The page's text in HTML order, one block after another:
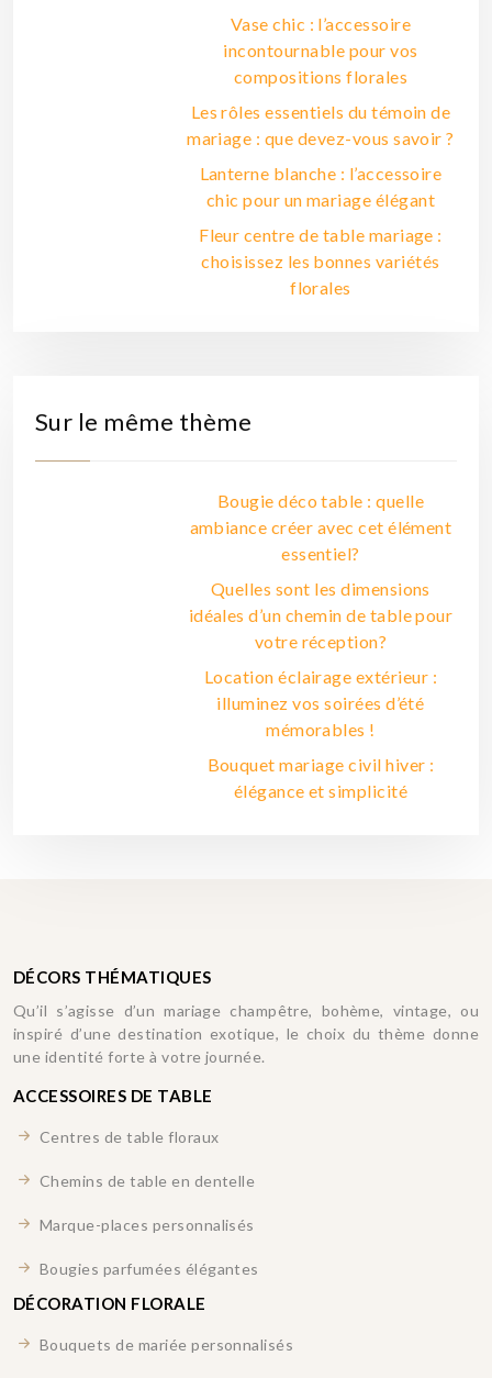
Vase chic : l’accessoire
incontournable pour vos
compositions florales
Les rôles essentiels du témoin de
mariage : que devez-vous savoir ?
Lanterne blanche : l’accessoire
chic pour un mariage élégant
Fleur centre de table mariage :
choisissez les bonnes variétés
florales
Sur le même thème
Bougie déco table : quelle
ambiance créer avec cet élément
essentiel?
Quelles sont les dimensions
idéales d’un chemin de table pour
votre réception?
Location éclairage extérieur :
illuminez vos soirées d’été
mémorables !
Bouquet mariage civil hiver :
élégance et simplicité
DÉCORS THÉMATIQUES
Qu’il s’agisse d’un mariage champêtre, bohème, vintage, ou
inspiré d’une destination exotique, le choix du thème donne
une identité forte à votre journée.
ACCESSOIRES DE TABLE
Centres de table floraux
Chemins de table en dentelle
Marque-places personnalisés
Bougies parfumées élégantes
DÉCORATION FLORALE
Bouquets de mariée personnalisés